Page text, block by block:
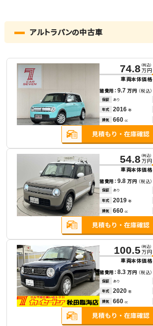
アルトラパンの中古車
74.8 （税込）
万円
車両本体価格
諸費用：9.7万円 （税込）
保証 あり
年式 2016 年
排気 660 cc
54.8 （税込）
万円
車両本体価格
諸費用：9.8万円 （税込）
保証 あり
年式 2019 年
排気 660 cc
100.5 （税込）
万円
車両本体価格
諸費用：8.3万円 （税込）
保証 あり
年式 2020 年
排気 660 cc